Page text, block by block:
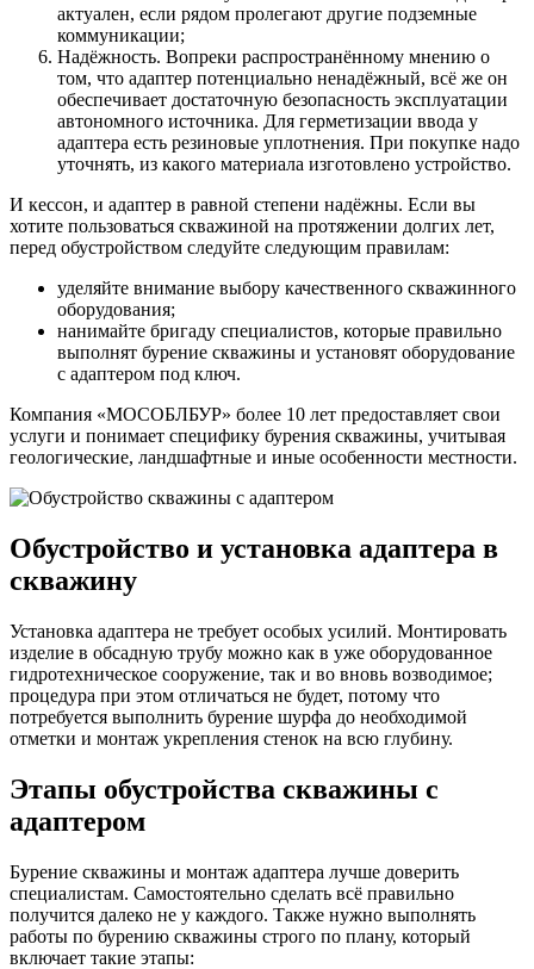
актуален, если рядом пролегают другие подземные
коммуникации;
Надёжность. Вопреки распространённому мнению о
том, что адаптер потенциально ненадёжный, всё же он
обеспечивает достаточную безопасность эксплуатации
автономного источника. Для герметизации ввода у
адаптера есть резиновые уплотнения. При покупке надо
уточнять, из какого материала изготовлено устройство.
И кессон, и адаптер в равной степени надёжны. Если вы
хотите пользоваться скважиной на протяжении долгих лет,
перед обустройством следуйте следующим правилам:
уделяйте внимание выбору качественного скважинного
оборудования;
нанимайте бригаду специалистов, которые правильно
выполнят бурение скважины и установят оборудование
с адаптером под ключ.
Компания «МОСОБЛБУР» более 10 лет предоставляет свои
услуги и понимает специфику бурения скважины, учитывая
геологические, ландшафтные и иные особенности местности.
Обустройство и установка адаптера в
скважину
Установка адаптера не требует особых усилий. Монтировать
изделие в обсадную трубу можно как в уже оборудованное
гидротехническое сооружение, так и во вновь возводимое;
процедура при этом отличаться не будет, потому что
потребуется выполнить бурение шурфа до необходимой
отметки и монтаж укрепления стенок на всю глубину.
Этапы обустройства скважины с
адаптером
Бурение скважины и монтаж адаптера лучше доверить
специалистам. Самостоятельно сделать всё правильно
получится далеко не у каждого. Также нужно выполнять
работы по бурению скважины строго по плану, который
включает такие этапы: